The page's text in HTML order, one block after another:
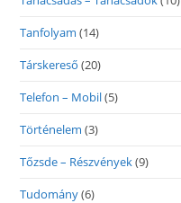
Tanfolyam (14)
Társkereső (20)
Telefon – Mobil(5)
Történelem (3)
Tőzsde – Részvények(9)
Tudomány(6)